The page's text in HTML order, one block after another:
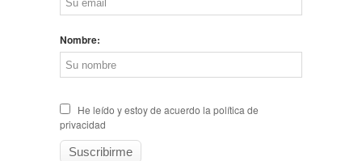
Nombre:
He leído y estoy de acuerdo la política de
privacidad